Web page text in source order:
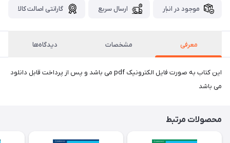
موجود در انبار ارسال سریع گارانتی اصالت کالا
معرفی مشخصات دیدگاه‌ها
این کتاب به صورت فایل الکترونیک pdf می باشد و پس از پرداخت قابل دانلود
می باشد
محصولات مرتبط